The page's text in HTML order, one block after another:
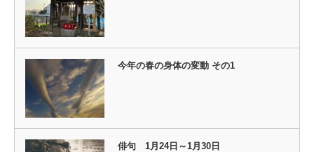
今年の春の身体の変動 その1
俳句 1月24日～1月30日